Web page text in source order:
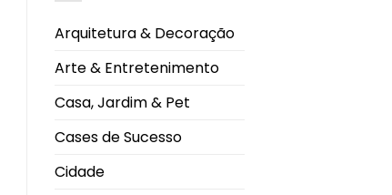
gripe
de
mensageiro
Arquitetura & Decoração
Arte & Entretenimento
Casa, Jardim & Pet
Cases de Sucesso
Cidade